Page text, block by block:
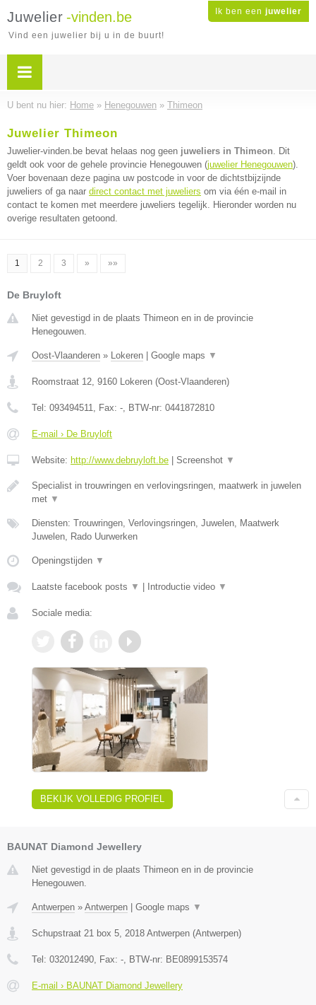
Ik ben een juwelier
Juwelier -vinden.be
Vind een juwelier bij u in de buurt!
U bent nu hier: Home » Henegouwen » Thimeon
Juwelier Thimeon
Juwelier-vinden.be bevat helaas nog geen juweliers in Thimeon. Dit
geldt ook voor de gehele provincie Henegouwen (juwelier Henegouwen).
Voer bovenaan deze pagina uw postcode in voor de dichtstbijzijnde
juweliers of ga naar direct contact met juweliers om via één e-mail in
contact te komen met meerdere juweliers tegelijk. Hieronder worden nu
overige resultaten getoond.
1 2 3 » »»
De Bruyloft
Niet gevestigd in de plaats Thimeon en in de provincie
Henegouwen.
Oost-Vlaanderen » Lokeren Google maps ▼
Roomstraat 12, 9160 Lokeren (Oost-Vlaanderen)
Tel: 093494511, Fax: -, BTW-nr: 0441872810
E-mail › De Bruyloft
Website: http://www.debruyloft.be Screenshot ▼
Specialist in trouwringen en verlovingsringen, maatwerk in juwelen
met ▼
Diensten: Trouwringen, Verlovingsringen, Juwelen, Maatwerk
Juwelen, Rado Uurwerken
Openingstijden ▼
Laatste facebook posts ▼ Introductie video ▼
Sociale media:
BEKIJK VOLLEDIG PROFIEL
BAUNAT Diamond Jewellery
Niet gevestigd in de plaats Thimeon en in de provincie
Henegouwen.
Antwerpen » Antwerpen Google maps ▼
Schupstraat 21 box 5 2018 Antwerpen (Antwerpen)
Tel: 032012490 , Fax: - , BTW-nr: BE0899153574
E-mail › BAUNAT Diamond Jewellery